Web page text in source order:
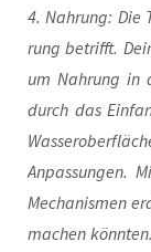
4. Nah­rung: Die
rung betrifft.
um Nah­rung in
durch das
Anpas­sun­gen.
Mecha­nis­men
machen